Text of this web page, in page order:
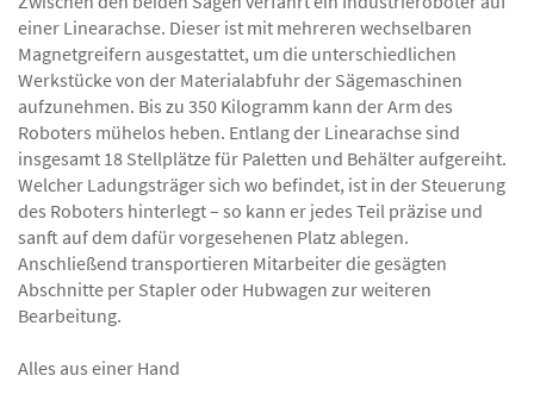
einer Linearachse. Dieser ist mit mehreren wechselbaren
Magnetgreifern ausgestattet, um die unterschiedlichen
Werkstücke von der Materialabfuhr der Sägemaschinen
aufzunehmen. Bis zu 350 Kilogramm kann der Arm des
Roboters mühelos heben. Entlang der Linearachse sind
insgesamt 18 Stellplätze für Paletten und Behälter aufgereiht.
Welcher Ladungsträger sich wo befindet, ist in der Steuerung
des Roboters hinterlegt – so kann er jedes Teil präzise und
sanft auf dem dafür vorgesehenen Platz ablegen.
Anschließend transportieren Mitarbeiter die gesägten
Abschnitte per Stapler oder Hubwagen zur weiteren
Bearbeitung.
Alles aus einer Hand